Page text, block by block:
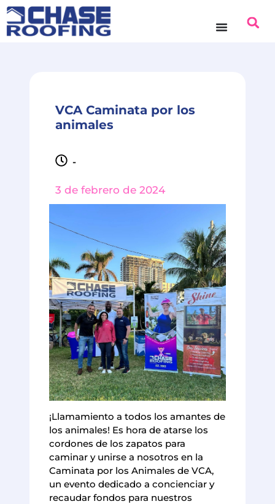
VCA Caminata por los
animales
-
3 de febrero de 2024
¡Llamamiento a todos los amantes de
los animales! Es hora de atarse los
cordones de los zapatos para
caminar y unirse a nosotros en la
Caminata por los Animales de VCA,
un evento dedicado a concienciar y
recaudar fondos para nuestros